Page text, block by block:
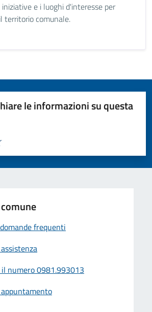
e i luoghi d'interesse per
territorio comunale.
le informazioni su questa
pagina
5 stelle su 5
stelle su 5
su 5
5
frequenti
il numero 0981.993013